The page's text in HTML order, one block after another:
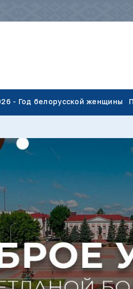
- Год белорусской женщины